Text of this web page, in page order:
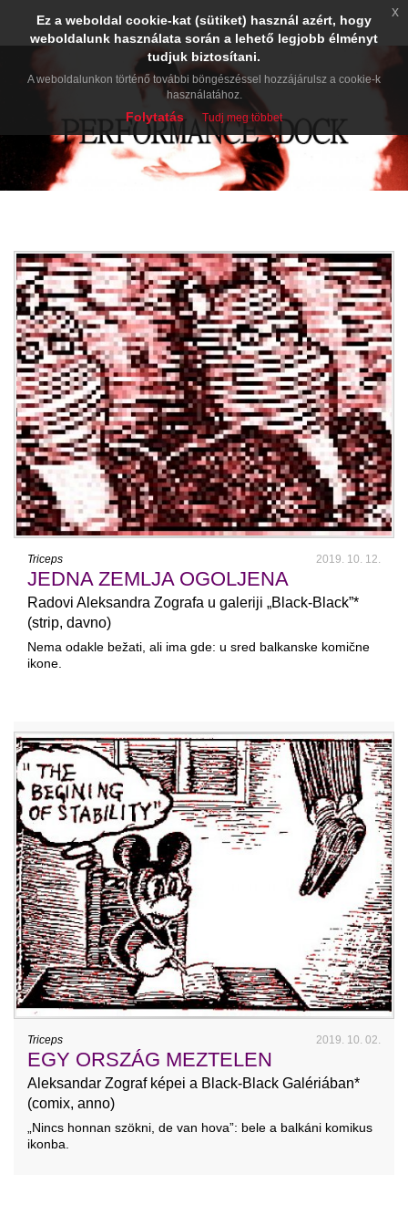
Triceps 2019. 10. 12.
JEDNA ZEMLJA OGOLJENA
Radovi Aleksandra Zografa u galeriji „Black-Black”*
(strip, davno)
Nema odakle bežati, ali ima gde: u sred balkanske komične
ikone.
Triceps 2019. 10. 02.
EGY ORSZÁG MEZTELEN
Aleksandar Zograf képei a Black-Black Galériában*
(comix, anno)
„Nincs honnan szökni, de van hova”: bele a balkáni komikus
ikonba.
Ez a weboldal cookie-kat (sütiket) használ azért, hogy
weboldalunk használata során a lehető legjobb élményt
tudjuk biztosítani.
A weboldalunkon történő további böngészéssel hozzájárulsz a cookie-k
használatához.
Folytatás Tudj meg többet
x